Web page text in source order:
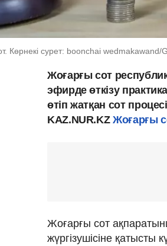
Көрнекі сурет: boonchai wedmakawand/
Жоғарғы сот
эфирде өткізу
өтіп жатқан сот
KAZ.NUR.KZЖоғарғы
Жоғарғы сот
жүргізушісіне